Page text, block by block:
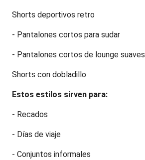
Shorts deportivos retro
- Pantalones cortos para sudar
- Pantalones cortos de lounge suaves
Shorts con dobladillo
Estos estilos sirven para:
- Recados
- Días de viaje
- Conjuntos informales